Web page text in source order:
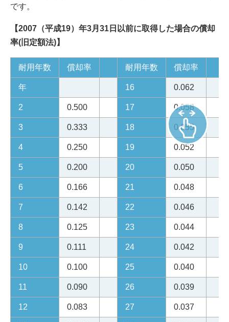
です。
【2007（平成19）年3月31日以前に取得した場合の償却
率(旧定額法)】
耐用年数 償却率 耐用年数 償却率
年 16 0.062
2 0.500 17 0.058
3 0.333 18 0.055
4 0.250 19 0.052
5 0.200 20 0.050
6 0.166 21 0.048
7 0.142 22 0.046
8 0.125 23 0.044
9 0.111 24 0.042
10 0.100 25 0.040
11 0.090 26 0.039
12 0.083 27 0.037